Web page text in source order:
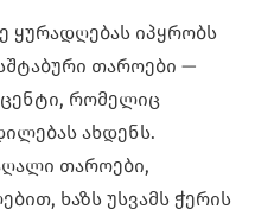
ყურადღებას იპყრობს
თაროები —
რომელიც
ახდენს.
თაროები,
ხაზს უსვამს ჭერის